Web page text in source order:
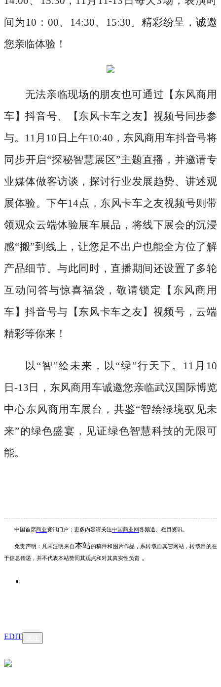
间为10：00、14:30、15:30。精彩纷呈，诚邀
您亲临体验！
无法亲临现场的朋友也可通过【东风商用
车】抖音号、【东风卡车之友】视频号同步参
与。 11月10日上午10:40，东风商用车抖音号将
同步开启“探秘智慧展区”主题直播，并邀请专
业媒体做客访谈，探讨行业发展趋势、讲述观
展体验。下午14点，东风卡车之友视频号则带
领观众云端体验展车展品，将线下展会的沉浸
感“搬”到线上，让您足不出户也能全方位了解
产品细节。与此同时，直播期间还设置了多轮
互动问答与惊喜福袋，敬请锁定【东风商用
车】抖音号与【东风卡车之友】视频号，云端
精彩等你来！
以 “智”绘未来，以“绿”行天下。11月10
日-13日，东风商用车诚邀您亲临武汉国际博览
中心东风商用车展台，共鉴“智绘绿境驭见未
来”的绿色盛宴，见证绿色智慧科技的无限可
能。
中国首席商业资讯门户；更多内容请关注中国商业网各频道、栏目资讯
免责声明：凡未注明 来自本站的稿件和图片作品，系转载自其它网站，转载目的在
于信息传递，并不代表本站赞同其观点和对其真实性负责 。
EDIT